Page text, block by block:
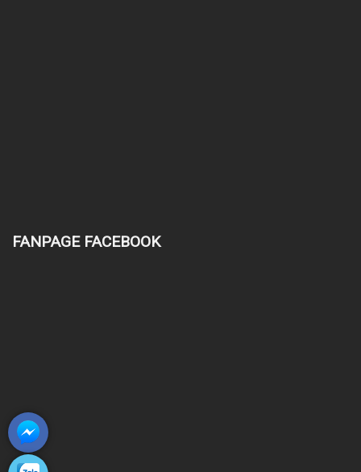
FANPAGE FACEBOOK